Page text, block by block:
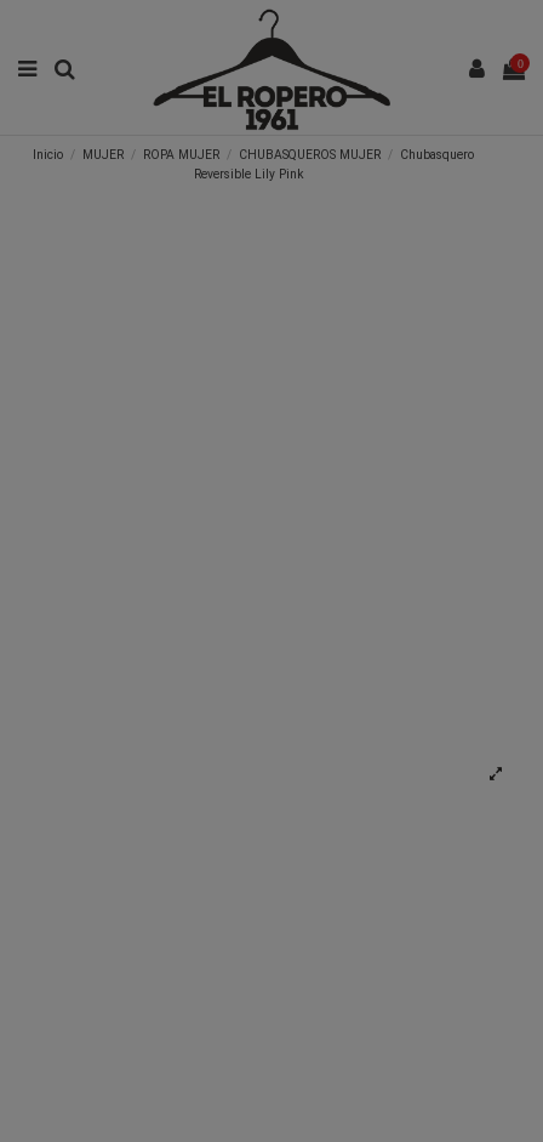
0
Inicio MUJER ROPA MUJER CHUBASQUEROS MUJER
Chubasquero
Reversible Lily Pink